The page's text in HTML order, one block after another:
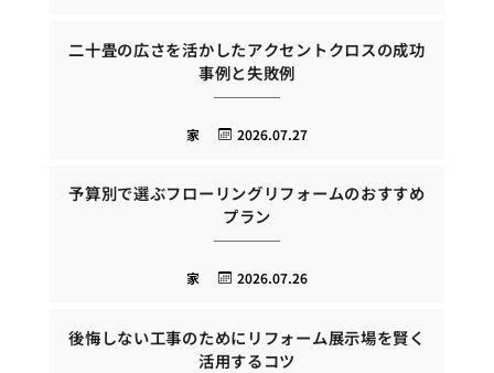
二十畳の広さを活かしたアクセントクロスの成功
事例と失敗例
2026.07.27
家
予算別で選ぶフローリングリフォームのおすすめ
プラン
2026.07.26
家
後悔しない工事のためにリフォーム展示場を賢く
活用するコツ